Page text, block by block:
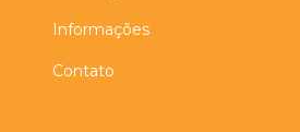
Informações
Contato